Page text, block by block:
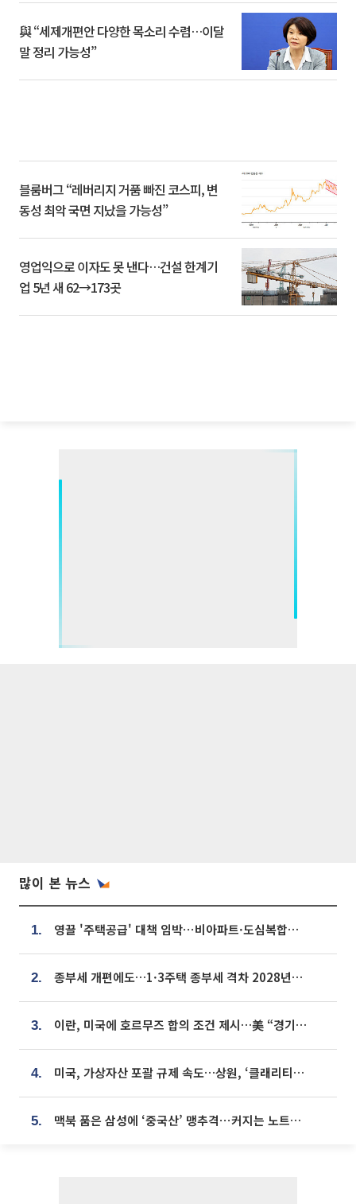
與 “세제개편안 다양한 목소리 수렴…이달
말 정리 가능성”
블룸버그 “레버리지 거품 빠진 코스피, 변
동성 최악 국면 지났을 가능성”
영업익으로 이자도 못 낸다…건설 한계기
업 5년 새 62→173곳
많이 본 뉴스
1. 영끌 '주택공급' 대책 임박⋯비아파트·도심복합까지 총동원
2. 종부세 개편에도…1·3주택 종부세 격차 2028년부터 확대
3. 이란, 미국에 호르무즈 합의 조건 제시…美 “경기 아직 안 끝나” [종합]
4. 미국, 가상자산 포괄 규제 속도…상원, ‘클래리티법’ 9월 절차투표 추진
5. 맥북 품은 삼성에 ‘중국산’ 맹추격⋯커지는 노트북 OLED 시장